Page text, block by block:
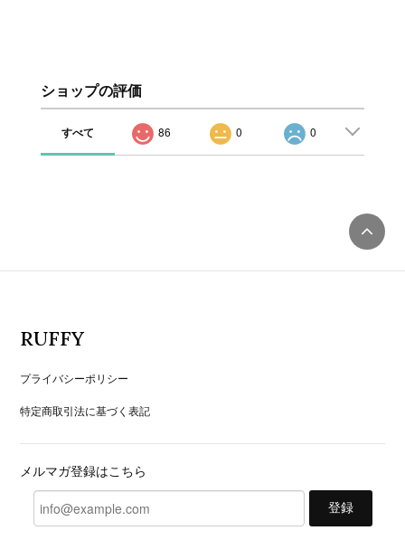
ショップの評価
すべて 86 0 0
RUFFY
プライバシーポリシー
特定商取引法に基づく表記
メルマガ登録はこちら
登録